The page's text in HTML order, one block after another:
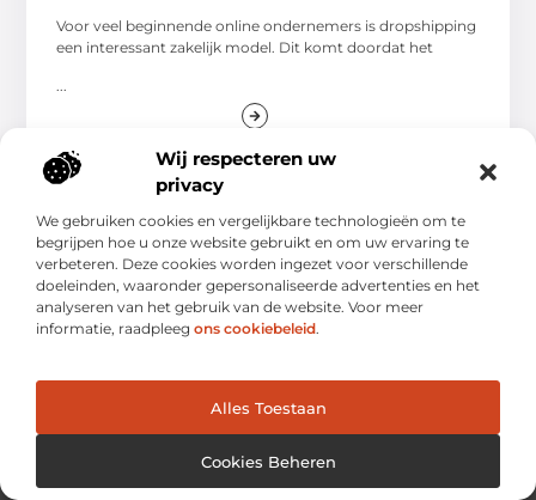
Wij respecteren uw
privacy
We gebruiken cookies en vergelijkbare technologieën om te
begrijpen hoe u onze website gebruikt en om uw ervaring te
verbeteren. Deze cookies worden ingezet voor verschillende
doeleinden, waaronder gepersonaliseerde advertenties en het
analyseren van het gebruik van de website. Voor meer
informatie, raadpleeg ons cookiebeleid.
Alles Toestaan
Cookies Beheren
Voor veel beginnende online ondernemers is dropshipping
een interessant zakelijk model. Dit komt doordat het
Binnen Handbereik.